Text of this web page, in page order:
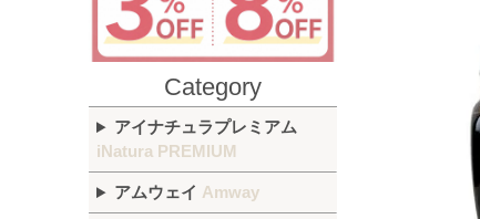
Category
アイナチュラプレミアム
iNatura PREMIUM
アムウェイ Amway